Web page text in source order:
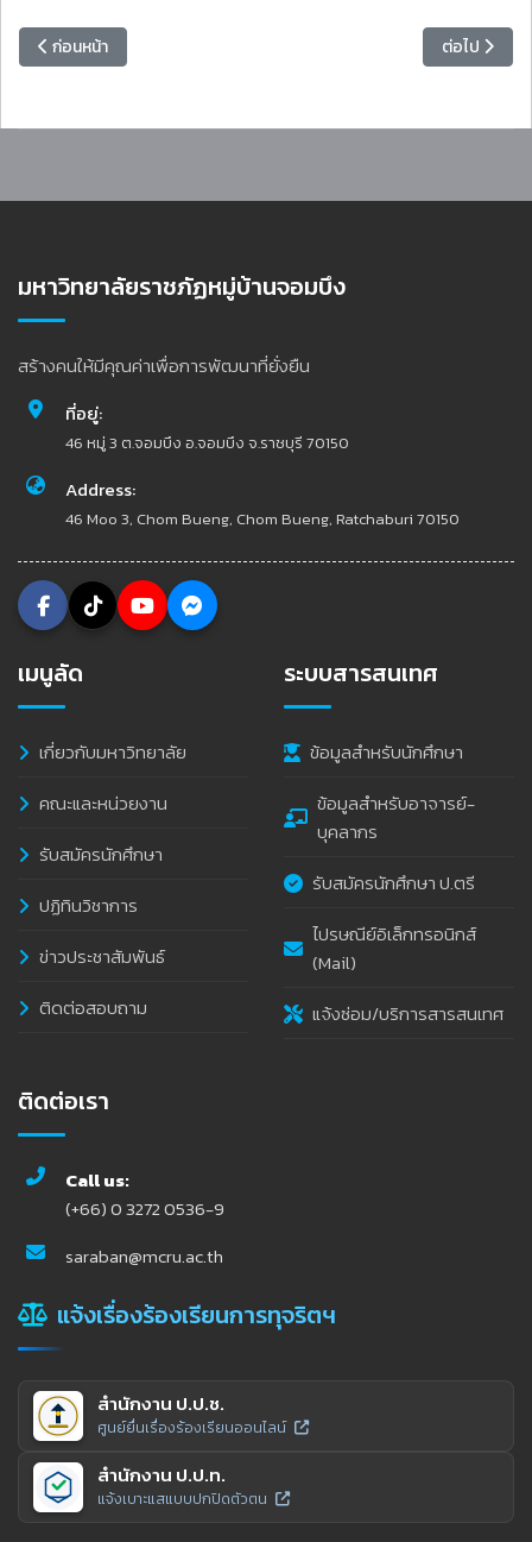
เนื้อหาก่อนหน้า: อธิการบดีเป็นประธานประชุม ก.บ. ครั้งที่ 4/2569 พร้อ
ก่อนหน้า เนื้อหาถัดไป
ต่อไป
มหาวิทยาลัยราชภัฏหมู่บ้านจอมบึง
สร้างคนให้มีคุณค่าเพื่อการพัฒนาที่ยั่งยืน
ที่อยู่:
46 หมู่ 3 ต.จอมบึง อ.จอมบึง จ.ราชบุรี 70150
Address:
46 Moo 3, Chom Bueng, Chom Bueng, Ratchaburi 70150
เมนูลัด
เกี่ยวกับมหาวิทยาลัย
คณะและหน่วยงาน
รับสมัครนักศึกษา
ปฏิทินวิชาการ
ข่าวประชาสัมพันธ์
ติดต่อสอบถาม
ระบบสารสนเทศ
ข้อมูลสำหรับนักศึกษา
ข้อมูลสำหรับอาจารย์-
บุคลากร
รับสมัครนักศึกษา ป.ตรี
ไปรษณีย์อิเล็กทรอนิกส์
(Mail)
แจ้งซ่อม/บริการสารสนเทศ
ติดต่อเรา
Call us:
(+66) 0 3272 0536-9
saraban@mcru.ac.th
แจ้งเรื่องร้องเรียนการทุจริตฯ
สำนักงาน ป.ป.ช.
ศูนย์ยื่นเรื่องร้องเรียนออนไลน์
สำนักงาน ป.ป.ท.
แจ้งเบาะแสแบบปกปิดตัวตน